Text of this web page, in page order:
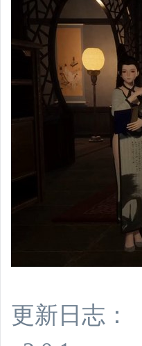
更新日志：